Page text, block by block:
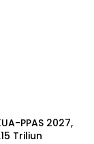
PPAS 2027,
Triliun